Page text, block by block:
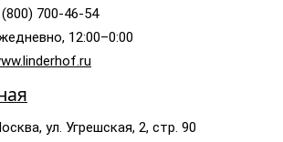
700-46-54
12:00–0:00
ул. Угрешская, 2, стр. 90